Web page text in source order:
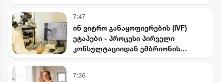
7:47
ინ ვიტრო განაყოფიერების (IVF)
ეტაპები - პროცესი პირველი
კონსულტაციიდან ემბრიონის
7:36